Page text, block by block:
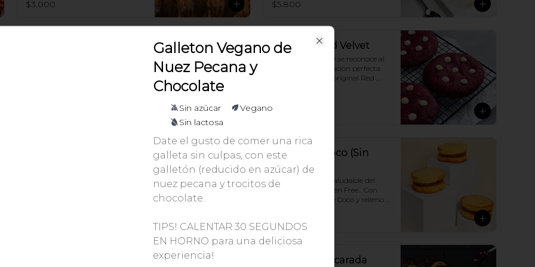
$3.000
vainilla y disfruta ¡
$5.800
Galleton Red Velvet
Una maravilla, que se reconoce al
verla!... La combinación perfecta
de nuestra receta original Red
$3.990
Alfajor de Coco (Sin
Gluten)
Una version más saludable del
Alfajor, ahora Gluten Free... Con
deliciosa galleta de Coco y relleno
Palmera Azucarada
Galleton Vegano de
Nuez Pecana y
Chocolate
Sin azúcar
Vegano
Sin lactosa
Date el gusto de comer una rica
galleta sin culpas, con este
galletón (reducido en azúcar) de
nuez pecana y trocitos de
chocolate.
TIPS! CALENTAR 30 SEGUNDOS
EN HORNO para una deliciosa
experiencia!
Close